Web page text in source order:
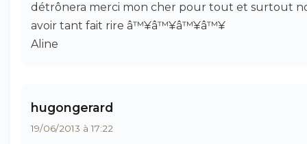
détrônera merci mon cher pour tout et surtout
avoir tant fait rire â™¥â™¥â™¥â™¥
Aline
hugongerard
19/06/2013 à 17:22